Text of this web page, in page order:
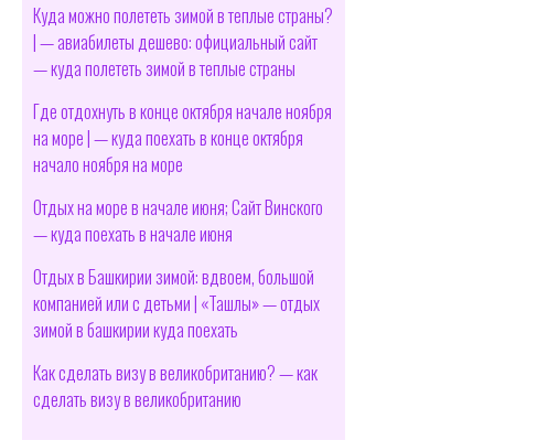
Куда можно полететь зимой в теплые страны?
| — авиабилеты дешево: официальный сайт
— куда полететь зимой в теплые страны
Где отдохнуть в конце октября начале ноября
на море | — куда поехать в конце октября
начало ноября на море
Отдых на море в начале июня; Сайт Винского
— куда поехать в начале июня
Отдых в Башкирии зимой: вдвоем, большой
компанией или с детьми | «Ташлы» — отдых
зимой в башкирии куда поехать
Как сделать визу в великобританию? — как
сделать визу в великобританию